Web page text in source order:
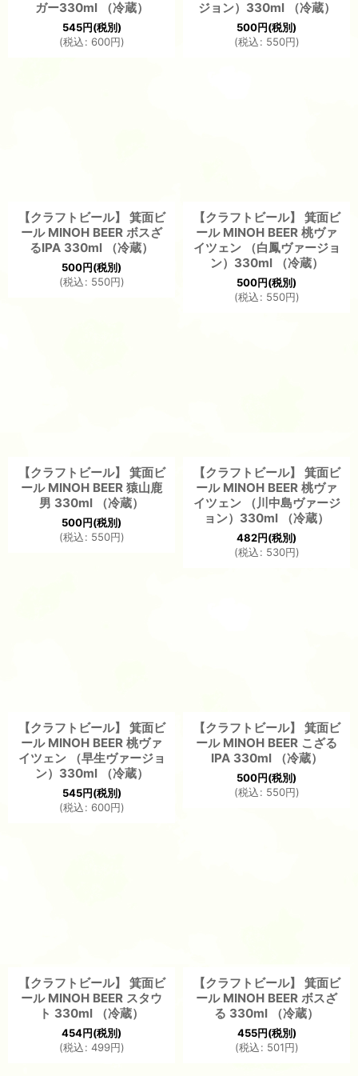
ガー330ml （冷蔵）
545円(税別)
(税込: 600円)
ジョン）330ml （冷蔵）
500円(税別)
(税込: 550円)
【クラフトビール】 箕面ビ
ール MINOH BEER ボスざ
るIPA 330ml （冷蔵）
500円(税別)
(税込: 550円)
【クラフトビール】 箕面ビ
ール MINOH BEER 桃ヴァ
イツェン （白鳳ヴァージョ
ン）330ml （冷蔵）
500円(税別)
(税込: 550円)
【クラフトビール】 箕面ビ
ール MINOH BEER 猿山鹿
男 330ml （冷蔵）
500円(税別)
(税込: 550円)
【クラフトビール】 箕面ビ
ール MINOH BEER 桃ヴァ
イツェン （川中島ヴァージ
ョン）330ml （冷蔵）
482円(税別)
(税込: 530円)
【クラフトビール】 箕面ビ
ール MINOH BEER 桃ヴァ
イツェン （早生ヴァージョ
ン）330ml （冷蔵）
545円(税別)
(税込: 600円)
【クラフトビール】 箕面ビ
ール MINOH BEER こざる
IPA 330ml （冷蔵）
500円(税別)
(税込: 550円)
【クラフトビール】 箕面ビ
ール MINOH BEER スタウ
ト 330ml （冷蔵）
454円(税別)
(税込: 499円)
【クラフトビール】 箕面ビ
ール MINOH BEER ボスざ
る 330ml （冷蔵）
455円(税別)
(税込: 501円)